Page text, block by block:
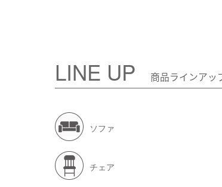
LINE UP 商品ラインアッ
ソファ
チェア